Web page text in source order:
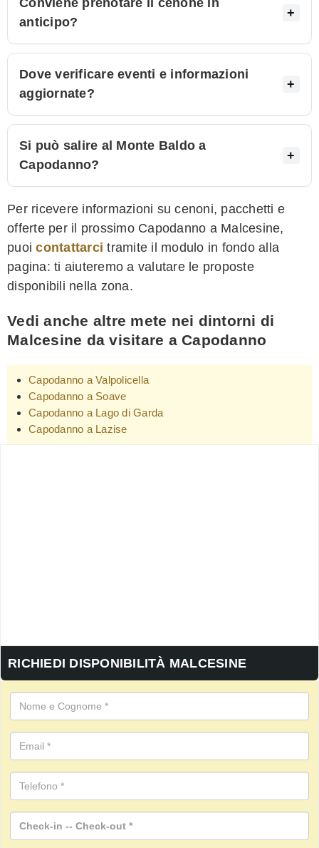
Conviene prenotare il cenone in
anticipo?
Dove verificare eventi e informazioni
aggiornate?
Si può salire al Monte Baldo a
Capodanno?
Per ricevere informazioni su cenoni, pacchetti e
offerte per il prossimo Capodanno a Malcesine,
puoicontattarci tramite il modulo in fondo alla
pagina: ti aiuteremo a valutare le proposte
disponibili nella zona.
Vedi anche altre mete nei dintorni di
Malcesine da visitare a Capodanno
Capodanno a Valpolicella
Capodanno a Soave
Capodanno a Lago di Garda
Capodanno a Lazise
RICHIEDI DISPONIBILITÀ MALCESINE